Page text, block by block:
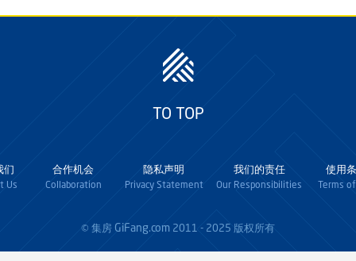
TO TOP
们
Us
合作机会
Collaboration
隐私声明
Privacy Statement
我们的责任
Our Responsibilities
使用
Terms
© 集房 GiFang.com 2011 - 2025 版权所有